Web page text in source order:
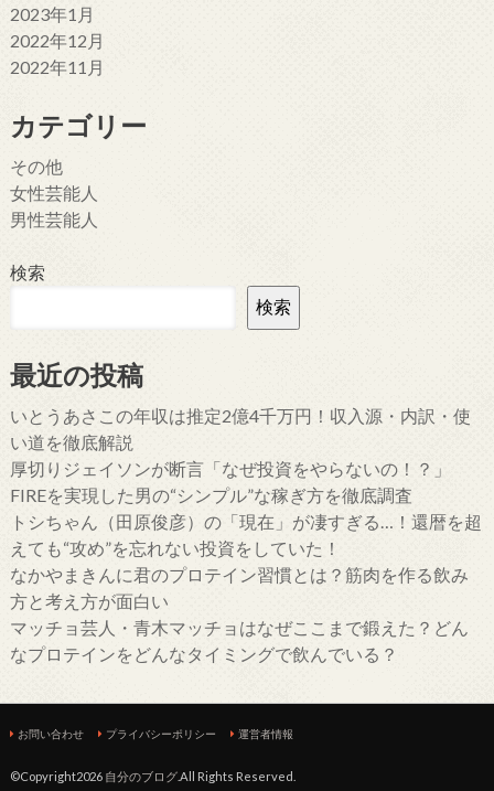
2023年1月
2022年12月
2022年11月
カテゴリー
その他
女性芸能人
男性芸能人
検索
検索
最近の投稿
いとうあさこの年収は推定2億4千万円！収入源・内訳・使
い道を徹底解説
厚切りジェイソンが断言「なぜ投資をやらないの！？」
FIREを実現した男の“シンプル”な稼ぎ方を徹底調査
トシちゃん（田原俊彦）の「現在」が凄すぎる…！還暦を超
えても“攻め”を忘れない投資をしていた！
なかやまきんに君のプロテイン習慣とは？筋肉を作る飲み
方と考え方が面白い
マッチョ芸人・青木マッチョはなぜここまで鍛えた？どん
なプロテインをどんなタイミングで飲んでいる？
お問い合わせ プライバシーポリシー 運営者情報
©Copyright2026 自分のブログ.All Rights Reserved.